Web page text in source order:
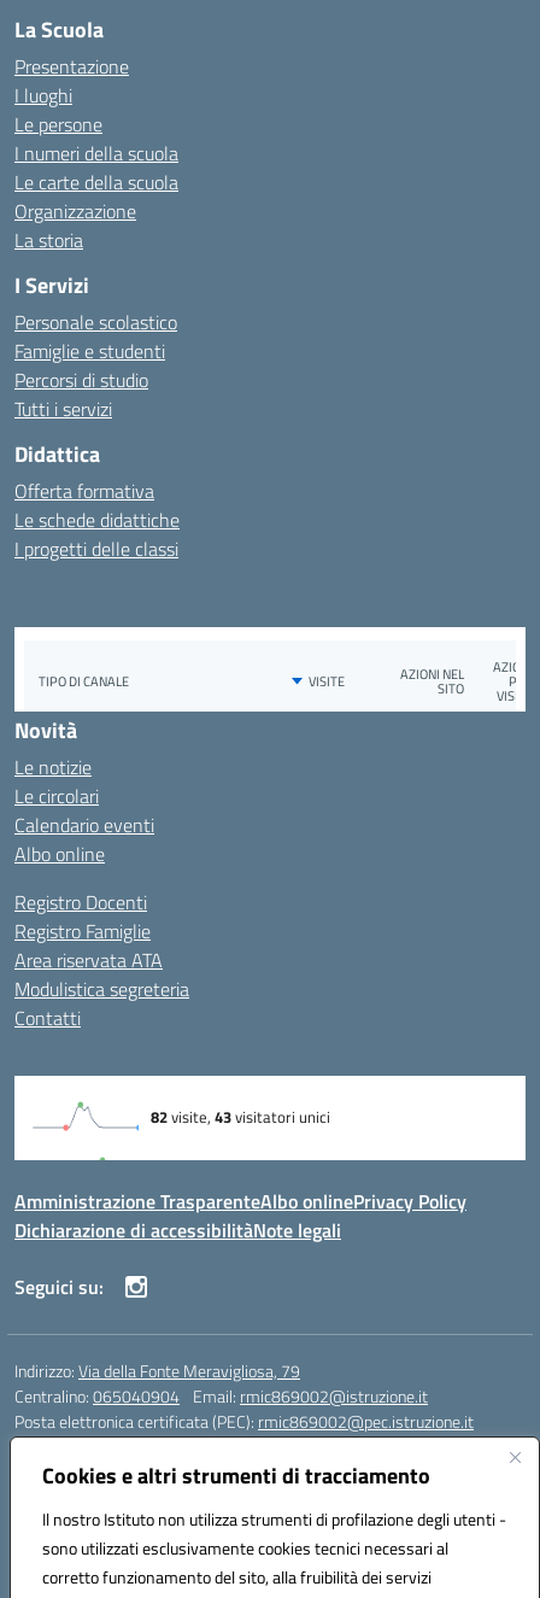
Cookies e altri strumenti di tracciamento
Il nostro Istituto non utilizza strumenti di profilazione degli utenti -
sono utilizzati esclusivamente cookies tecnici necessari al
corretto funzionamento del sito, alla fruibilità dei servizi
La Scuola
Presentazione
I luoghi
Le persone
I numeri della scuola
Le carte della scuola
Organizzazione
La storia
I Servizi
Personale scolastico
Famiglie e studenti
Percorsi di studio
Tutti i servizi
Didattica
Offerta formativa
Le schede didattiche
I progetti delle classi
Novità
Le notizie
Le circolari
Calendario eventi
Albo online
Registro Docenti
Registro Famiglie
Area riservata ATA
Modulistica segreteria
Contatti
Amministrazione TrasparenteAlbo onlinePrivacy Policy
Dichiarazione di accessibilitàNote legali
Seguici su:
Indirizzo:Via della Fonte Meravigliosa, 79
Centralino:065040904 Email: rmic869002@istruzione.it
Posta elettronica certificata (PEC): rmic869002@pec.istruzione.it
Codice fiscale: 97197090588
Codice meccanografico: RMIC869002
Codice Indice delle Pubbliche Amministrazioni (IPA): istsc_rmic869002
Codice unico di fatturazione (CUF): UFRHFP
Iban dell’Istituto comprensivo presso Banca Intesa San Paolo: